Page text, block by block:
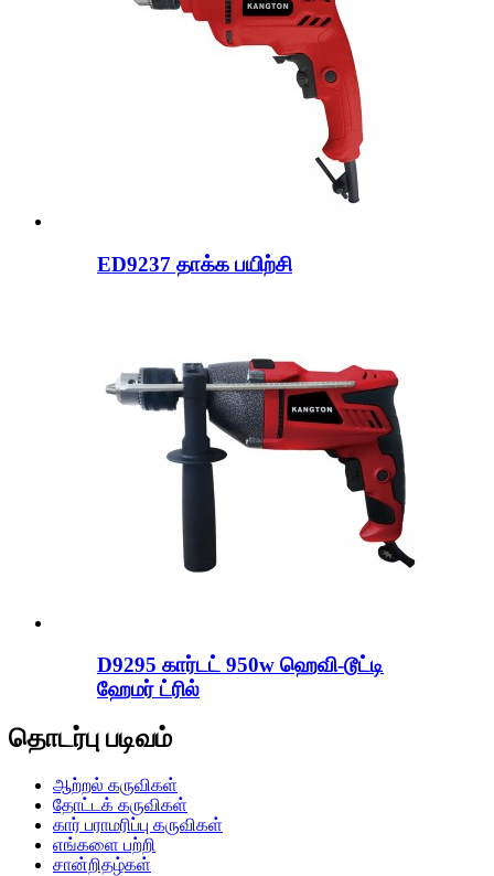
ED9237 தாக்க பயிற்சி
D9295 கார்டட் 950w ஹெவி-டூட்டி
ஹேமர் ட்ரில்
தொடர்பு படிவம்
ஆற்றல் கருவிகள்
தோட்டக் கருவிகள்
கார் பராமரிப்பு கருவிகள்
எங்களை பற்றி
சான்றிதழ்கள்